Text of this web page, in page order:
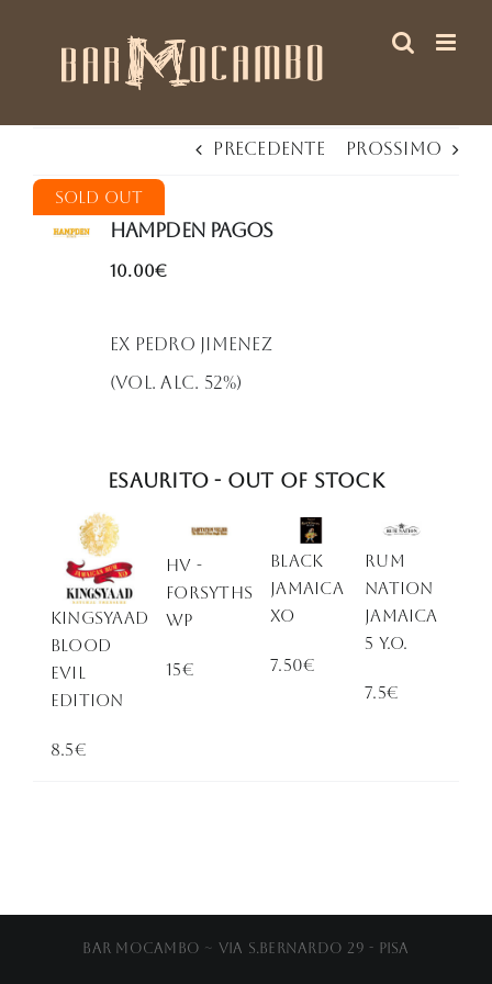
Precedente Prossimo
Sold Out
HAMPDEN Pagos
10.00€
Ex Pedro Jimenez
(Vol. Alc. 52%)
Esaurito - Out of stock
KINGSYAAD
BLOOD
EVIL
EDITION
8.5€
HV -
FORSYTHS
WP
15€
BLACK
JAMAICA
XO
7.50€
RUM
NATION
JAMAICA
5 y.o.
7.5€
Bar Mocambo ~ Via S.Bernardo 29 - Pisa